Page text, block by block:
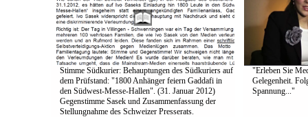
Stimme Südkurier: Behauptungen des Südkuriers auf
dem Prüfstand: "1800 Anhänger feiern Gaddafi in
den Südwest-Messe-Hallen". (31. Januar 2012)
Gegenstimme Sasek und Zusammenfassung der
Stellungnahme des Schweizer Presserats.
"Erleben Sie
Gelegenheit.
Spannung..."